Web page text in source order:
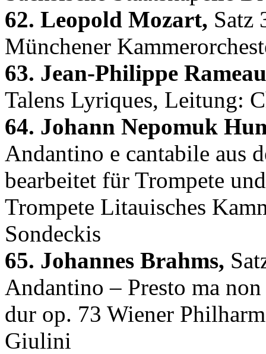
62. Leopold Mozart, Satz
Münchener
63. Jean-Philippe
Talens Lyriques, Leitung:
64. Johann Nepomuk
Andantino e cantabile aus
bearbeitet für Trompete
Trompete Litauisches
Sondeckis
65. Johannes Brahms,
Andantino – Presto ma
dur op. 73 Wiener
Giulini